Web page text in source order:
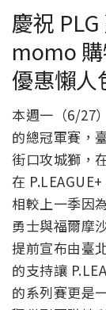
慶祝
momo
優惠懶人
本週一（6/27
的總冠軍賽，
街口攻城獅，
在
相較上一季因
勇士與福爾摩
提前宣布由臺
的支持讓
的系列賽更是